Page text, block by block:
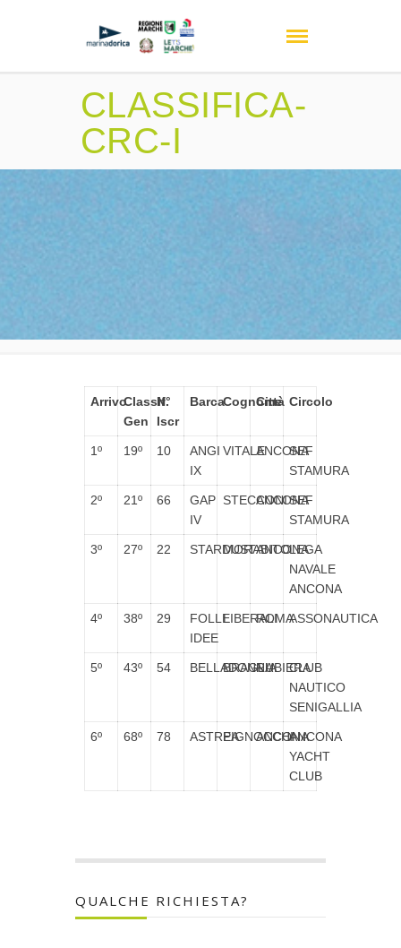
CLASSIFICA-
CRC-I
ArrivoClassif.
Gen
N°
Iscr
BarcaCognome
Città Circolo
1º 19º 10
ANGI
IX
VITALEANCONA
SEF
STAMURA
2º 21º 66
GAP
IV
STECCONI
ANCONA
SEF
STAMURA
3º 27º 22 STARDUSTMORABITO
ANCONA
LEGA
NAVALE
ANCONA
4º 38º 29
FOLLE
IDEE
LIBERALI
ROMAASSONAUTICA
5º 43º 54 BELLADONNA
BRAGLIARUBIERA
CLUB
NAUTICO
SENIGALLIA
6º 68º 78 ASTREAPIGNOCCHI
ANCONAANCONA
YACHT
CLUB
QUALCHE RICHIESTA?